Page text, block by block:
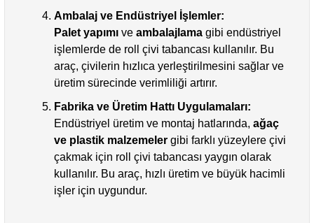
Ambalaj ve Endüstriyel İşlemler:
Palet yapımı ve ambalajlama gibi endüstriyel
işlemlerde de roll çivi tabancası kullanılır. Bu
araç, çivilerin hızlıca yerleştirilmesini sağlar ve
üretim sürecinde verimliliği artırır.
Fabrika ve Üretim Hattı Uygulamaları:
Endüstriyel üretim ve montaj hatlarında, ağaç
ve plastik malzemeler gibi farklı yüzeylere çivi
çakmak için roll çivi tabancası yaygın olarak
kullanılır. Bu araç, hızlı üretim ve büyük hacimli
işler için uygundur.